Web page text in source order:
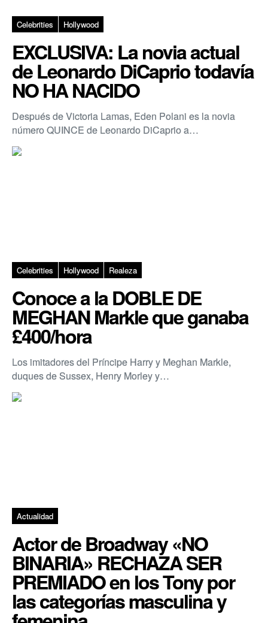
Celebrities Hollywood
EXCLUSIVA: La novia actual
de Leonardo DiCaprio todavía
NO HA NACIDO
Después de Victoria Lamas, Eden Polani es la novia
número QUINCE de Leonardo DiCaprio a…
Celebrities Hollywood Realeza
Conoce a la DOBLE DE
MEGHAN Markle que ganaba
£400/hora
Los imitadores del Príncipe Harry y Meghan Markle,
duques de Sussex, Henry Morley y…
Actualidad
Actor de Broadway «NO
BINARIA» RECHAZA SER
PREMIADO en los Tony por
las categorías masculina y